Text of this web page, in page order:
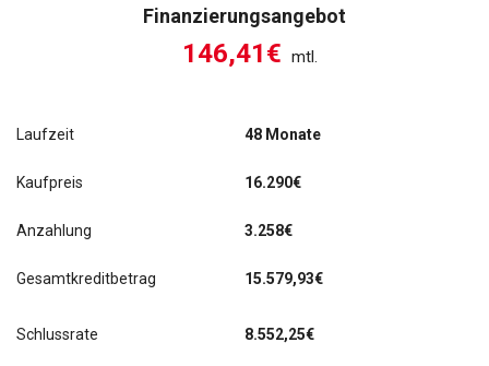
Finanzierungsangebot
146,41€ mtl.
Laufzeit 48 Monate
Kaufpreis 16.290€
Anzahlung 3.258€
Gesamtkreditbetrag 15.579,93€
Schlussrate 8.552,25€